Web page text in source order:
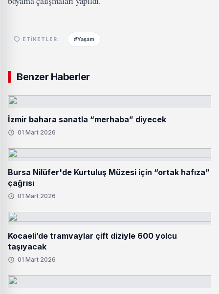
ETIKETLER: #Yaşam
Benzer Haberler
İzmir bahara sanatla “merhaba” diyecek
01 Mart 2026
Bursa Nilüfer'de Kurtuluş Müzesi için “ortak hafıza”
çağrısı
01 Mart 2026
Kocaeli’de tramvaylar çift diziyle 600 yolcu
taşıyacak
01 Mart 2026